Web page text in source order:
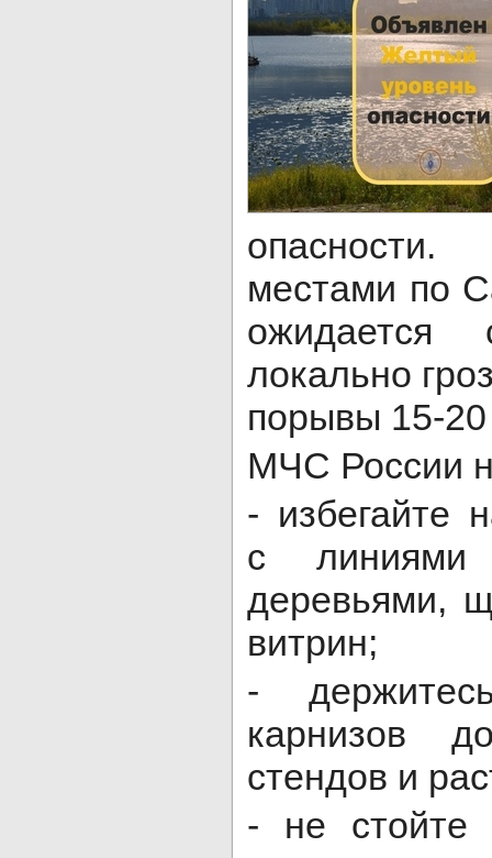
местами по
ожидается
локально
порывы 15-
МЧС России
- избегайте
с линиями
деревьями,
витрин;
-
карнизов
стендов и
- не стойте